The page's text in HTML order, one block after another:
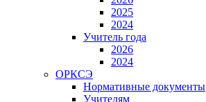
2025
2024
Учитель года
2026
2024
ОРКСЭ
Нормативные документы
Учителям